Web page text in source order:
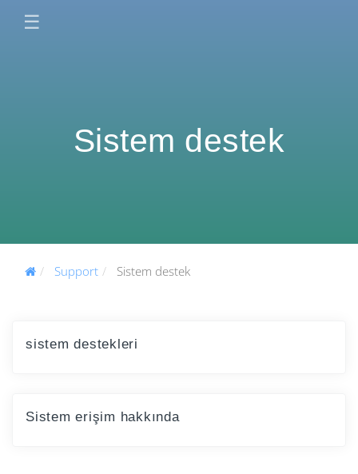
☰
Sistem destek
Support Sistem destek
sistem destekleri
Sistem erişim hakkında